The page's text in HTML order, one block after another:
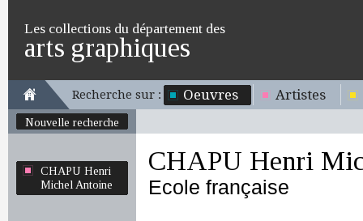
Les collections du département des
arts graphiques
Recherche sur : Oeuvres Artistes
Nouvelle recherche
CHAPU Henri
Michel Antoine
CHAPU Henri
Ecole française